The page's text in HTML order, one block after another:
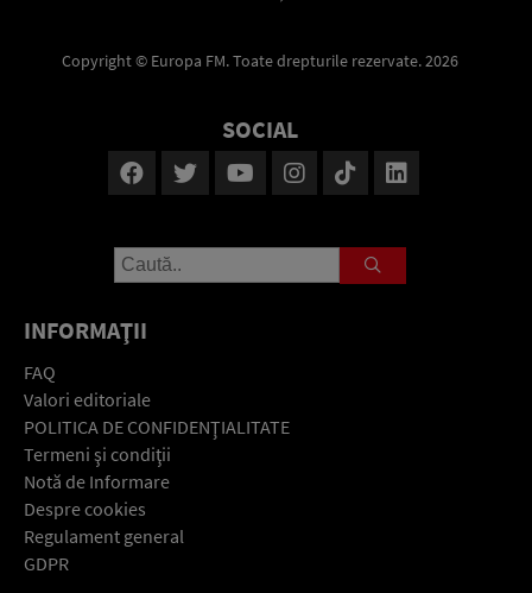
Copyright © Europa FM. Toate drepturile rezervate. 2026
SOCIAL
INFORMAŢII
FAQ
Valori editoriale
POLITICA DE CONFIDENŢIALITATE
Termeni şi condiţii
Notă de Informare
Despre cookies
Regulament general
GDPR